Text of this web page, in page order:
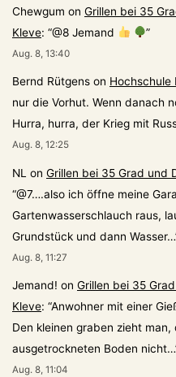
Chewgum on Grillen bei 35
Kleve: “@8 Jemand ”
Aug. 8, 13:40
Bernd Rütgens on Hochschule
nur die Vorhut. Wenn danach
Hurra, hurra, der Krieg mit
Aug. 8, 12:25
NL on Grillen bei 35 Grad und
“@7….also ich öffne meine
Gartenwasserschlauch raus,
Grundstück und dann Wasser…
Aug. 8, 11:27
Jemand! on Grillen bei 35
Kleve: “Anwohner mit einer
Den kleinen graben zieht
ausgetrockneten Boden nicht…
Aug. 8, 11:04